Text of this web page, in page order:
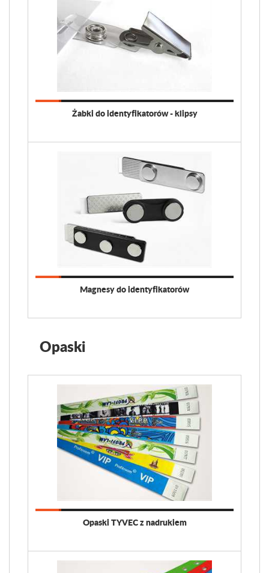
Żabki do identyfikatorów - klipsy
Magnesy do identyfikatorów
Opaski
Opaski TYVEC z nadrukiem